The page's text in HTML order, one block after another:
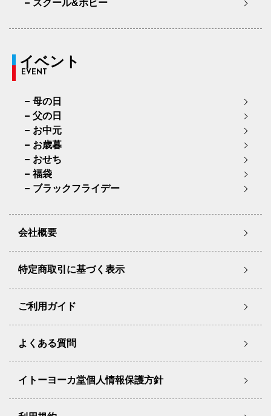
スクール&ホビー
イベント
EVENT
母の日
父の日
お中元
お歳暮
おせち
福袋
ブラックフライデー
会社概要
特定商取引に基づく表示
ご利用ガイド
よくある質問
イトーヨーカ堂個人情報保護方針